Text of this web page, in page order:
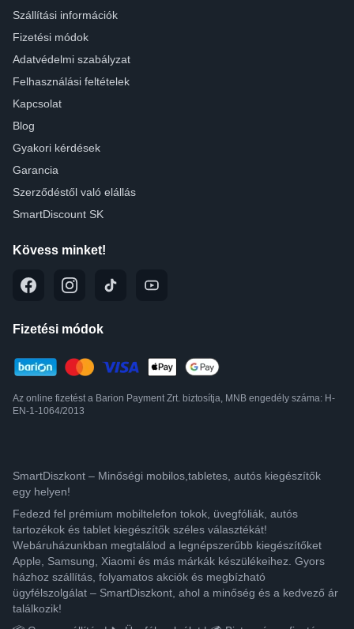
Szállítási információk
Fizetési módok
Adatvédelmi szabályzat
Felhasználási feltételek
Kapcsolat
Blog
Gyakori kérdések
Garancia
Szerződéstől való elállás
SmartDiscount SK
Kövess minket!
Fizetési módok
Az online fizetést a Barion Payment Zrt. biztosítja, MNB engedély száma: H-
EN-1-1064/2013
SmartDiszkont – Minőségi mobilos,tabletes, autós kiegészítők
egy helyen!
Fedezd fel prémium mobiltelefon tokok, üvegfóliák, autós
tartozékok és tablet kiegészítők széles választékát!
Webáruházunkban megtalálod a legnépszerűbb kiegészítőket
Apple, Samsung, Xiaomi és más márkák készülékeihez. Gyors
házhoz szállítás, folyamatos akciók és megbízható
ügyfélszolgálat – SmartDiszkont, ahol a minőség és a kedvező ár
találkozik!